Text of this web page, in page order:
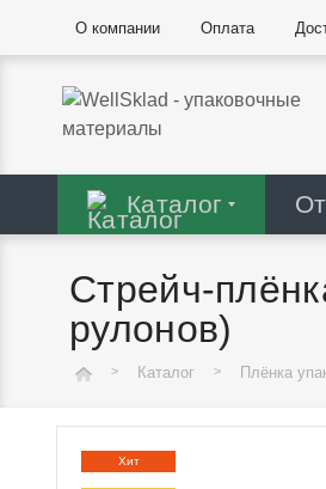
О компании Оплата
Каталог
Стрейч-
рулонов)
Каталог Плёнка
Хит